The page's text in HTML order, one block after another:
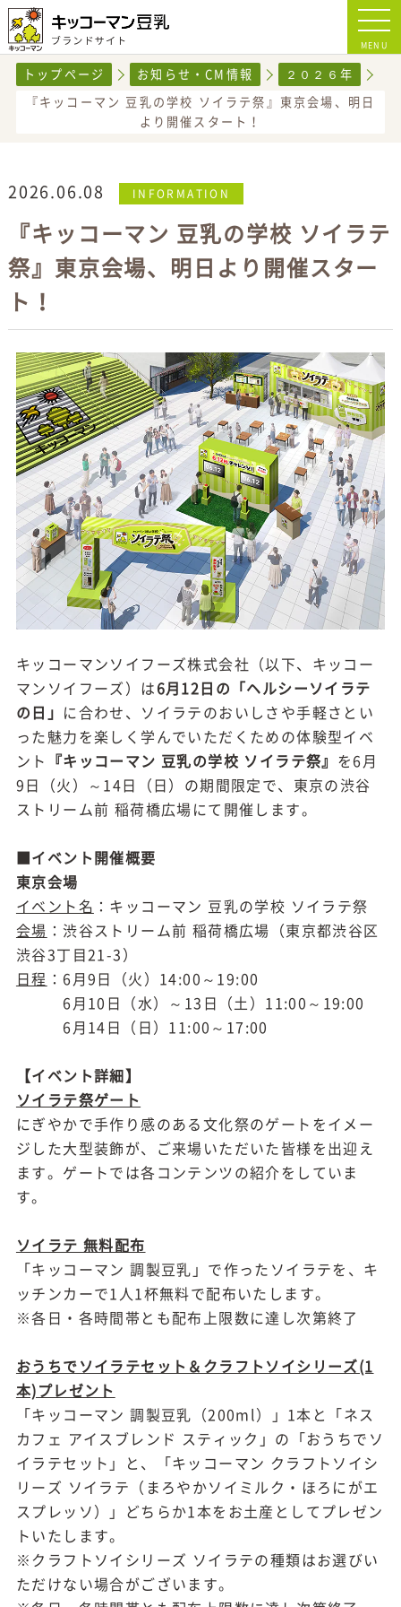
MENU
トップページ お知らせ・CM情報
２０２６年
『キッコーマン 豆乳の学校 ソイラテ祭』東京会場、明日
より開催スタート！
2026.06.08 INFORMATION
『キッコーマン 豆乳の学校 ソイラテ
祭』東京会場、明日より開催スター
ト！
キッコーマンソイフーズ株式会社（以下、キッコー
マンソイフーズ）は6月12日の「ヘルシーソイラテ
の日」 に合わせ、ソイラテのおいしさや手軽さとい
った魅力を楽しく学んでいただくための体験型イベ
ント 『キッコーマン 豆乳の学校 ソイラテ祭』 を6月
9日（火）～14日（日）の期間限定で、東京の渋谷
ストリーム前 稲荷橋広場にて開催します。
■イベント開催概要
東京会場
イベント名 ：キッコーマン 豆乳の学校 ソイラテ祭
会場 ：渋谷ストリーム前 稲荷橋広場（東京都渋谷区
渋谷3丁目21-3）
日程 ：6月9日（火）14:00～19:00
6月10日（水）～13日（土）11:00～19:00
6月14日（日）11:00～17:00
【イベント詳細】
ソイラテ祭ゲート
にぎやかで手作り感のある文化祭のゲートをイメー
ジした大型装飾が、ご来場いただいた皆様を出迎え
ます。ゲートでは各コンテンツの紹介をしていま
す。
ソイラテ 無料配布
「キッコーマン 調製豆乳」で作ったソイラテを、キ
ッチンカーで1人1杯無料で配布いたします。
※各日・各時間帯とも配布上限数に達し次第終了
おうちでソイラテセット＆クラフトソイシリーズ(1
本)プレゼント
「キッコーマン 調製豆乳（200ml）」1本と「ネス
カフェ アイスブレンド スティック」の「おうちでソ
イラテセット」と、「キッコーマン クラフトソイシ
リーズ ソイラテ（まろやかソイミルク・ほろにがエ
スプレッソ）」どちらか1本をお土産としてプレゼン
トいたします。
※クラフトソイシリーズ ソイラテの種類はお選びい
ただけない場合がございます。